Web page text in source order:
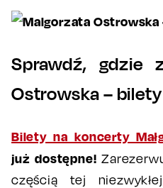
Sprawdź, gdzie
Ostrowska –
Bilety na koncerty
już dostępne!
częścią tej